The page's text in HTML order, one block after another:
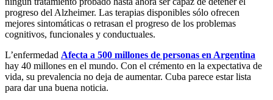
progreso del Alzheimer. Las terapias disponibles sólo ofrecen
mejores sintomáticas o retrasan el progreso de los problemas
cognitivos, funcionales y conductuales.
L’enfermedad Afecta a 500 millones de personas en Argentina
hay 40 millones en el mundo. Con el crémento en la expectativa de
vida, su prevalencia no deja de aumentar. Cuba parece estar lista
para dar una buena noticia.